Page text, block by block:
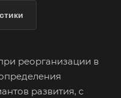
реорганизации в
развития, с